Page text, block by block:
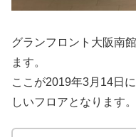
グランフロント大阪南
ます。
ここが2019年3月14日
しいフロアとなります。